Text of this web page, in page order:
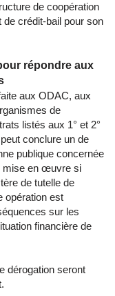
de coopération
crédit-bail pour son
répondre aux
aux ODAC, aux
de
listés aux 1° et 2°
conclure un de
publique concernée
mise en œuvre si
de tutelle de
opération est
sur les
financière de
dérogation seront